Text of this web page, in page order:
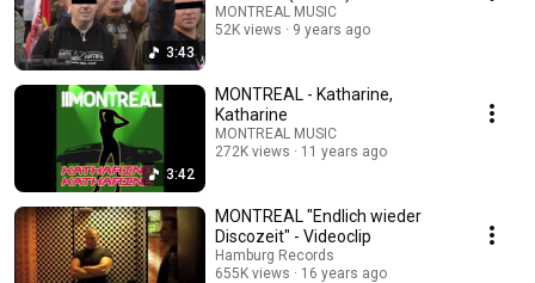
3:43
MONTREAL MUSIC
52K views
9 years ago
3:42
MONTREAL - Katharine,
Katharine
MONTREAL MUSIC
272K views
11 years ago
MONTREAL "Endlich wieder
Discozeit" - Videoclip
Hamburg Records
655K views
16 years ago